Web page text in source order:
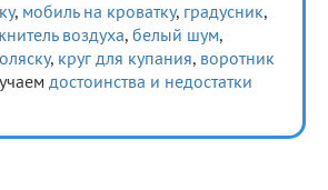
, мобиль на кроватку, градусник,
воздуха, белый шум,
, круг для купания, воротник
достоинства и недостатки